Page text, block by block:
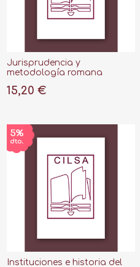
Jurisprudencia y
metodología romana
15,20 €
Instituciones e historia del